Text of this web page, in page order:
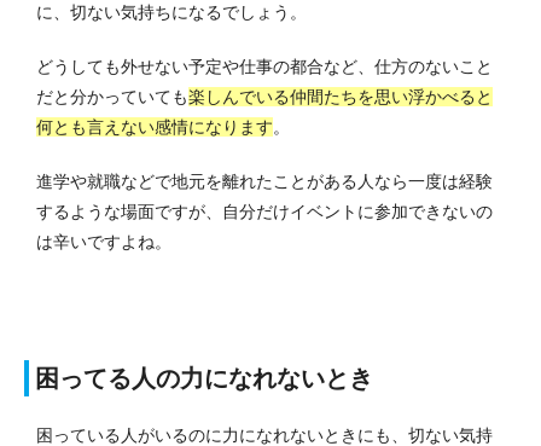
に、切ない気持ちになるでしょう。
どうしても外せない予定や仕事の都合など、仕方のないこと
だと分かっていても楽しんでいる仲間たちを思い浮かべると
何とも言えない感情になります。
進学や就職などで地元を離れたことがある人なら一度は経験
するような場面ですが、自分だけイベントに参加できないの
は辛いですよね。
困ってる人の力になれないとき
困っている人がいるのに力になれないときにも、切ない気持